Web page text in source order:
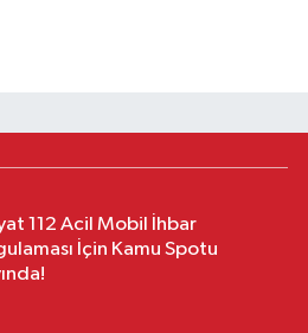
112 Acil Mobil İhbar
İçin Kamu Spotu